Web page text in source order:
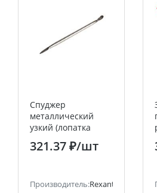
Спуджер
металлический
узкий (лопатка
двухсторонняя)
170мм REXANT
321.37 ₽/шт
Производитель:Rexant